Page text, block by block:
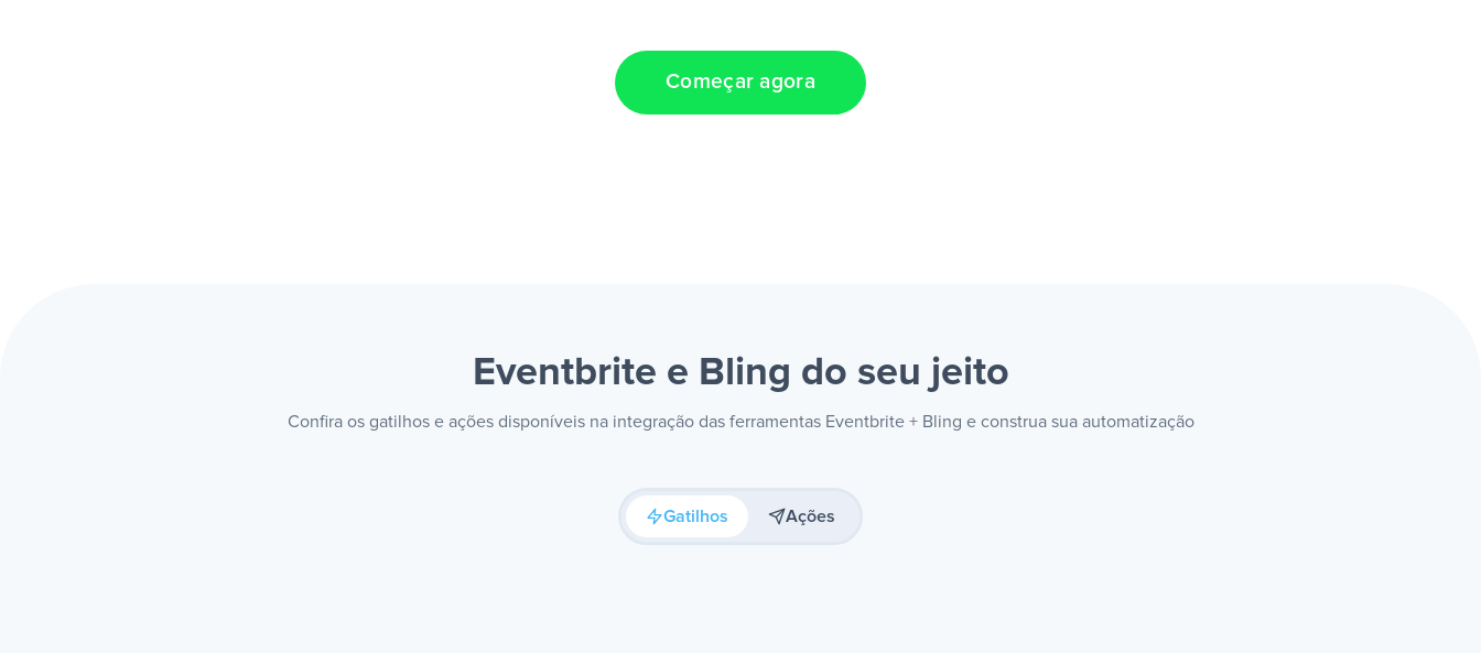
Começar agora
Eventbrite e Bling do seu jeito
Confira os gatilhos e ações disponíveis na integração das ferramentas Eventbrite + Bling e construa sua automatização
Gatilhos Ações